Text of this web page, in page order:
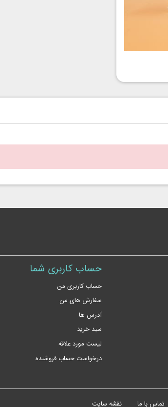
حساب کاربری شما
حساب کاربری من
سفارش های من‎
آدرس ها
سبد خرید
لیست مورد علاقه
درخواست حساب فروشنده
تماس با ما نقشه سایت